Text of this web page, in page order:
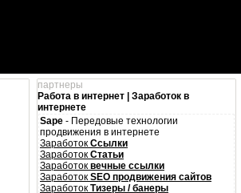
партнеры
Работа в интернет | Заработок в
интернете
Sape - Передовые технологии
продвижения в интернете
Заработок Ссылки
Заработок Статьи
Заработок вечные ссылки
Заработок SEO продвижения сайтов
Заработок Тизеры / банеры